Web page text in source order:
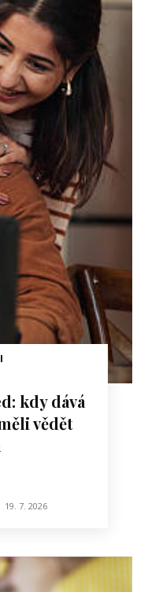
kdy dává
vědět
19. 7. 2026